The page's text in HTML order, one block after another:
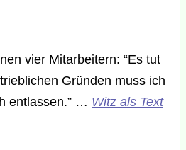
vier Mitarbeitern: “Es tut
Gründen muss ich
entlassen.” … Witz als Text